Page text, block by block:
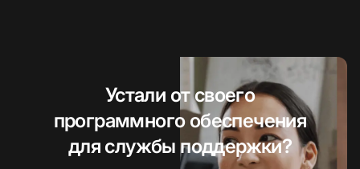
Устали от своего
программного обеспечения
для службы поддержки?